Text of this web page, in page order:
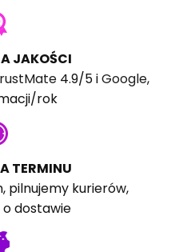
JAKOŚCI
4.9/5 iGoogle,
rok
TERMINU
pilnujemy kurierów,
dostawie